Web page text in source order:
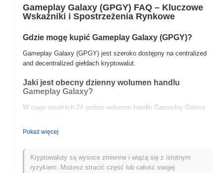
Gameplay Galaxy (GPGY) FAQ – Kluczowe
Wskaźniki i Spostrzeżenia Rynkowe
Gdzie mogę kupić Gameplay Galaxy (GPGY)?
Gameplay Galaxy (GPGY) jest szeroko dostępny na centralized
and decentralized giełdach kryptowalut.
Jaki jest obecny dzienny wolumen handlu
Gameplay Galaxy?
W ciągu ostatnich 24 godzin wolumen handlu Gameplay Galaxy
Jaka jest historia zakresu cen Gameplay Galaxy?
Najwyższy Poziom Historyczny (ATH):
Najniższy Poziom Historyczny (ATL):
zł 0.00
Pokaż więcej
Kryptowaluty są wysoce zmienne i wiążą się z istotnym
ryzykiem. Możesz stracić część lub całość swojej